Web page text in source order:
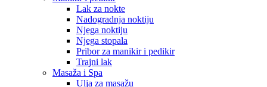
Lak za nokte
Nadogradnja noktiju
Njega noktiju
Njega stopala
Pribor za manikir i pedikir
Trajni lak
Masaža i Spa
Ulja za masažu